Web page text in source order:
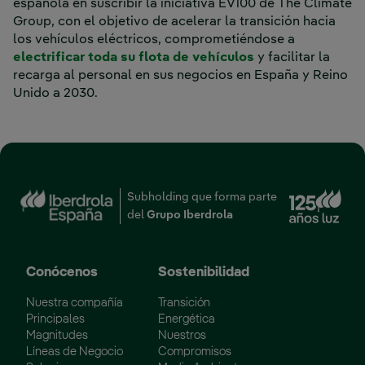
española en suscribir la iniciativa EV100 de The Climate
Group, con el objetivo de acelerar la transición hacia
los vehículos eléctricos, comprometiéndose a
electrificar toda su flota de vehículos y facilitar la
recarga al personal en sus negocios en España y Reino
Unido a 2030.
Subholding que forma parte
del Grupo Iberdrola
Conócenos
Nuestra compañía
Principales
Magnitudes
Líneas de Negocio
Sostenibilidad
Transición
Energética
Nuestros
Compromisos